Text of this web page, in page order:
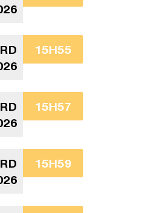
15H55
15H57
15H59